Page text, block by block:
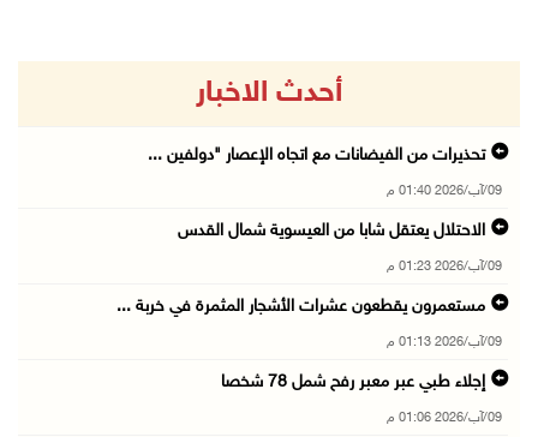
أحدث الاخبار
تحذيرات من الفيضانات مع اتجاه الإعصار "دولفين ...
09/آب/2026 01:40 م
الاحتلال يعتقل شابا من العيسوية شمال القدس
09/آب/2026 01:23 م
مستعمرون يقطعون عشرات الأشجار المثمرة في خربة ...
09/آب/2026 01:13 م
إجلاء طبي عبر معبر رفح شمل 78 شخصا
09/آب/2026 01:06 م